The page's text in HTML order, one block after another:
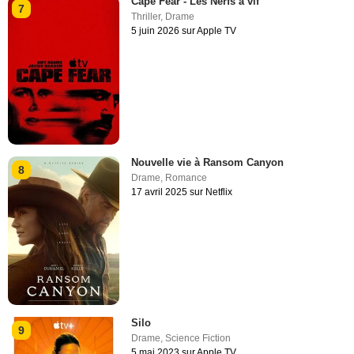
7
Thriller, Drame
5 juin 2026 sur Apple TV
8
Nouvelle vie à Ransom Canyon
Drame Romance
17 avril 2025 sur Netflix
9
Silo
Drame,Science Fiction